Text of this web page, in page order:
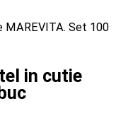
in cutie